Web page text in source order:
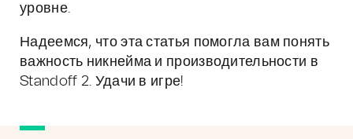
уровне.
Надеемся, что эта статья помогла вам понять
важность никнейма и производительности в
Standoff 2. Удачи в игре!